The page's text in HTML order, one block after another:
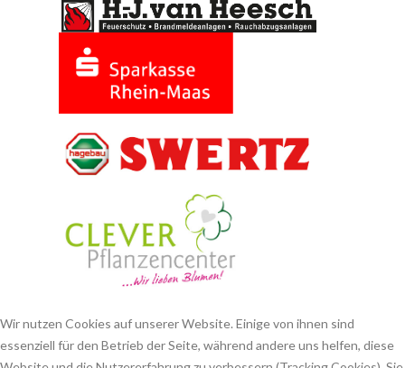
Wir nutzen Cookies auf unserer Website. Einige von ihnen sind
essenziell für den Betrieb der Seite, während andere uns helfen, diese